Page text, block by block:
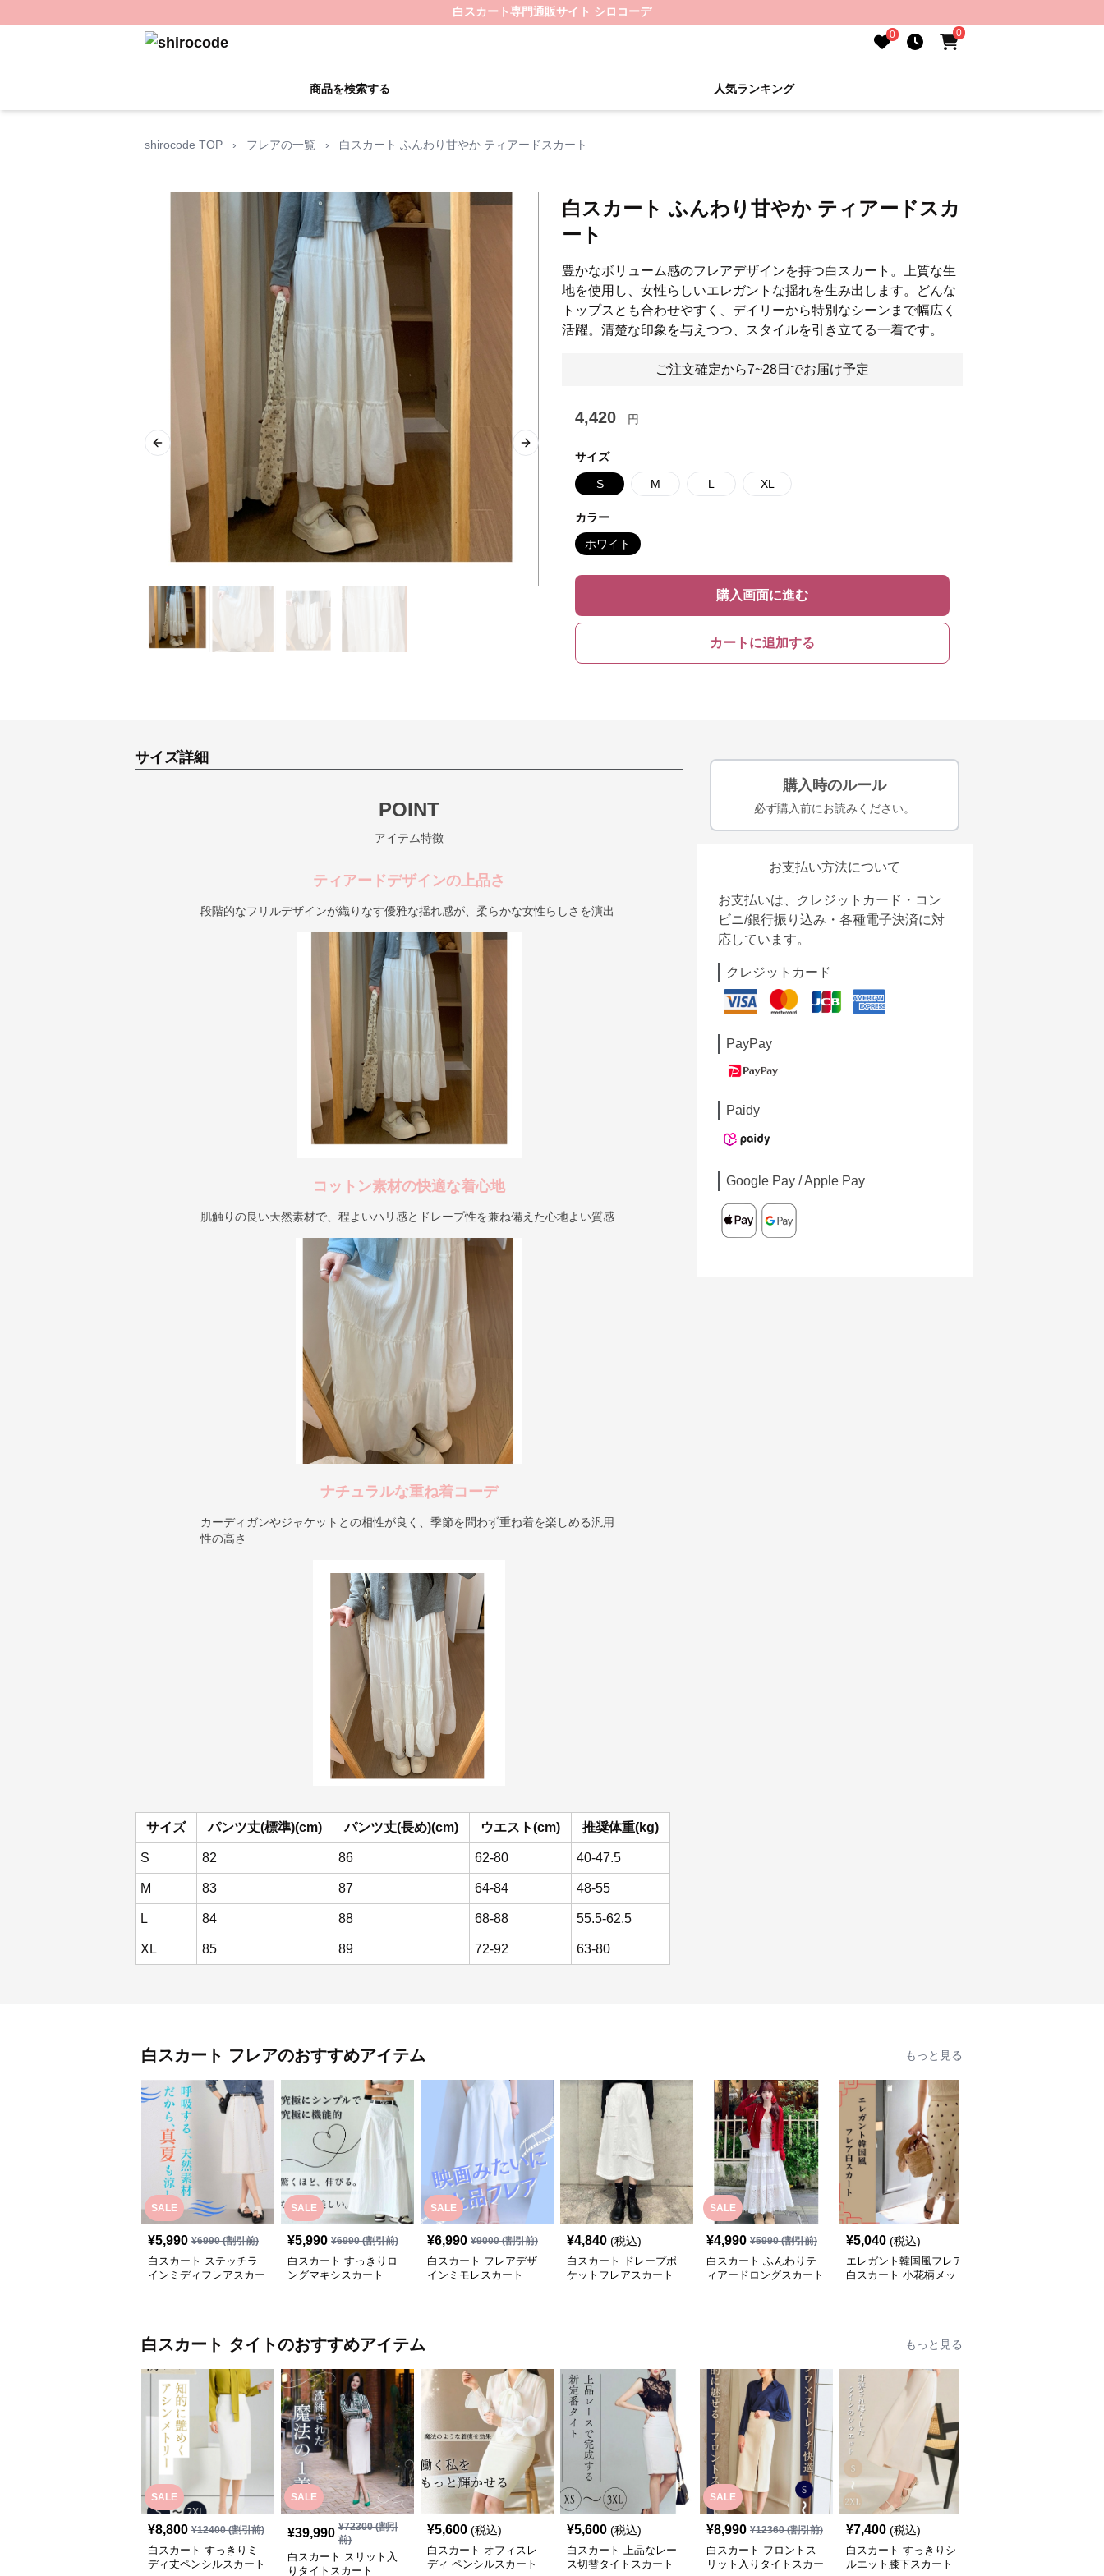
白スカート専門通販サイト シロコーデ
0 0
商品を検索する 人気ランキング
shirocode TOP › フレアの一覧 › 白スカート ふんわり甘やか ティアードスカート
Previous slide Next slide
白スカート ふんわり甘やか ティアードスカ
ート
豊かなボリューム感のフレアデザインを持つ白スカート。上質な生
地を使用し、女性らしいエレガントな揺れを生み出します。どんな
トップスとも合わせやすく、デイリーから特別なシーンまで幅広く
活躍。清楚な印象を与えつつ、スタイルを引き立てる一着です。
ご注文確定から7~28日でお届け予定
4,420 円
サイズ
S M L XL
カラー
ホワイト
購入画面に進む
カートに追加する
サイズ詳細
POINT
アイテム特徴
ティアードデザインの上品さ
段階的なフリルデザインが織りなす優雅な揺れ感が、柔らかな女性らしさを演出
コットン素材の快適な着心地
肌触りの良い天然素材で、程よいハリ感とドレープ性を兼ね備えた心地よい質感
ナチュラルな重ね着コーデ
カーディガンやジャケットとの相性が良く、季節を問わず重ね着を楽しめる汎用
性の高さ
サイズ パンツ丈(標準)(cm) パンツ丈(長め)(cm) ウエスト(cm) 推奨体重(kg)
S 82 86 62-80 40-47.5
M 83 87 64-84 48-55
L 84 88 68-88 55.5-62.5
XL 85 89 72-92 63-80
購入時のルール
必ず購入前にお読みください。
お支払い方法について
お支払いは、クレジットカード・コン
ビニ/銀行振り込み・各種電子決済に対
応しています。
クレジットカード
PayPay
Paidy
Google Pay / Apple Pay
白スカート フレアのおすすめアイテム もっと見る
SALE
¥5,990 ¥6990(割引前)
白スカート ステッチラ
インミディフレアスカー
SALE
¥5,990 ¥6990(割引前)
白スカート すっきりロ
ングマキシスカート
SALE
¥6,990 ¥9000(割引前)
白スカート フレアデザ
インミモレスカート
¥4,840 (税込)
白スカート ドレープポ
ケットフレアスカート
SALE
¥4,990 ¥5990(割引前)
白スカート ふんわりテ
ィアードロングスカート
¥5,040 (税込)
エレガント韓国風フレア
白スカート 小花柄メッ
白スカート タイトのおすすめアイテム もっと見る
SALE
¥8,800 ¥12400(割引前)
白スカート すっきりミ
ディ丈ペンシルスカート
SALE
¥39,990 ¥72300(割引
前)
白スカート スリット入
りタイトスカート
¥5,600 (税込)
白スカート オフィスレ
ディ ペンシルスカート
¥5,600 (税込)
白スカート 上品なレー
ス切替タイトスカート
SALE
¥8,990 ¥12360(割引前)
白スカート フロントス
リット入りタイトスカー
¥7,400 (税込)
白スカート すっきりシ
ルエット膝下スカート